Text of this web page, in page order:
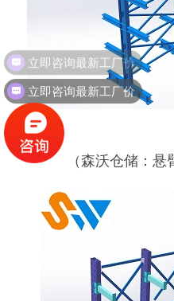
（森沃仓储：
立即咨询最新工厂价
立即咨询最新工厂价